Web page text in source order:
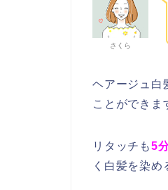
さくら
ヘアージュ白
ことができま
リタッチも5
く白髪を染め